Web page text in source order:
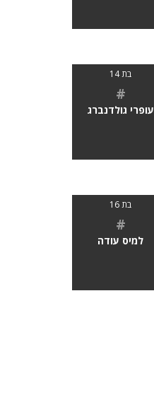
בת 14
#
עופרי גולדנברג
בת 16
#
למיס עודה